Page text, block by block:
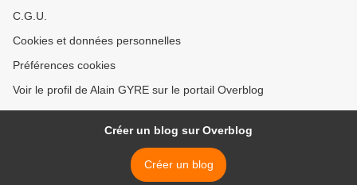
C.G.U.
Cookies et données personnelles
Préférences cookies
Voir le profil de Alain GYRE sur le portail Overblog
Créer un blog sur Overblog
Créer un blog